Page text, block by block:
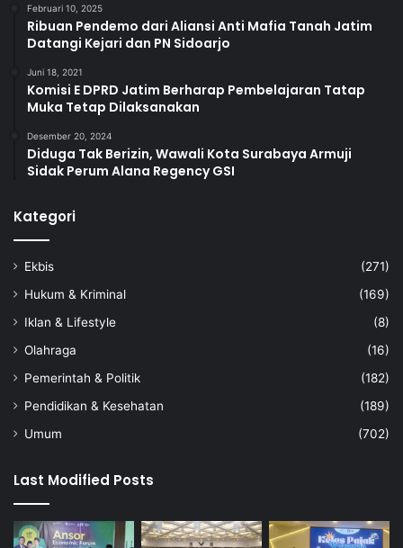
Februari 10, 2025
Ribuan Pendemo dari Aliansi Anti Mafia Tanah Jatim
Datangi Kejari dan PN Sidoarjo
Juni 18, 2021
Komisi E DPRD Jatim Berharap Pembelajaran Tatap
Muka Tetap Dilaksanakan
Desember 20, 2024
Diduga Tak Berizin, Wawali Kota Surabaya Armuji
Sidak Perum Alana Regency GSI
Kategori
Ekbis
(271)
Hukum & Kriminal
(169)
Iklan & Lifestyle
(8)
Olahraga
(16)
Pemerintah & Politik
(182)
Pendidikan & Kesehatan
(189)
Umum
(702)
Last Modified Posts